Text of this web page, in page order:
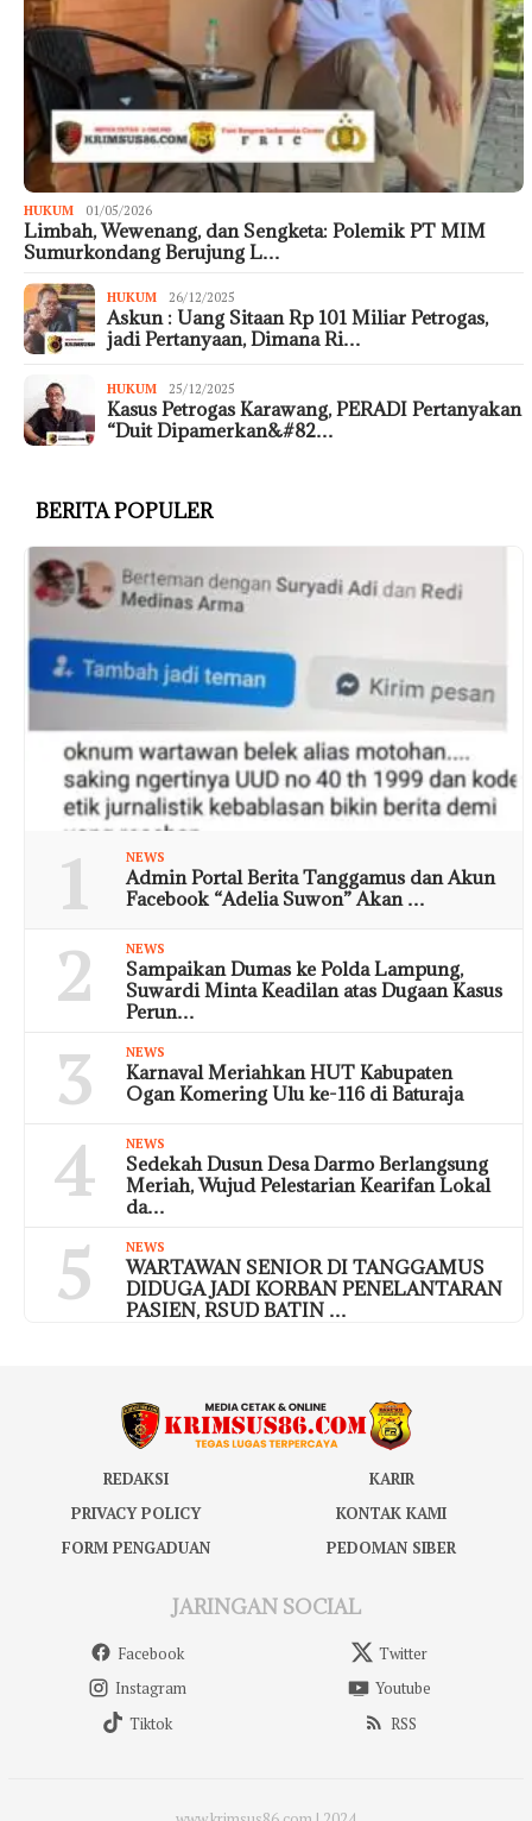
HUKUM 01/05/2026
Limbah, Wewenang, dan Sengketa: Polemik PT MIM
Sumurkondang Berujung L…
HUKUM 26/12/2025
Askun : Uang Sitaan Rp 101 Miliar Petrogas,
jadi Pertanyaan, Dimana Ri…
HUKUM 25/12/2025
Kasus Petrogas Karawang, PERADI Pertanyakan
“Duit Dipamerkan&#82…
BERITA POPULER
1 NEWS
Admin Portal Berita Tanggamus dan Akun
Facebook “Adelia Suwon” Akan …
2 NEWS
Sampaikan Dumas ke Polda Lampung,
Suwardi Minta Keadilan atas Dugaan Kasus
Perun…
3 NEWS
Karnaval Meriahkan HUT Kabupaten
Ogan Komering Ulu ke-116 di Baturaja
4 NEWS
Sedekah Dusun Desa Darmo Berlangsung
Meriah, Wujud Pelestarian Kearifan Lokal
da…
5 NEWS
WARTAWAN SENIOR DI TANGGAMUS
DIDUGA JADI KORBAN PENELANTARAN
PASIEN, RSUD BATIN …
REDAKSI
KARIR
PRIVACY POLICY
KONTAK KAMI
FORM PENGADUAN
PEDOMAN SIBER
JARINGAN SOCIAL
Facebook
Twitter
Instagram
Youtube
Tiktok
RSS